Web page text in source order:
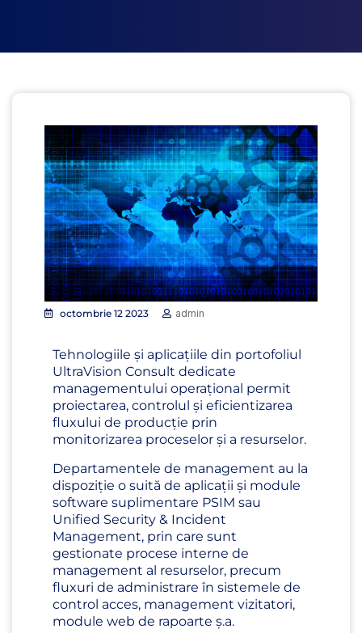
octombrie 12 2023 admin
Tehnologiile și aplicațiile din portofoliul
UltraVision Consult dedicate
managementului operațional permit
proiectarea, controlul și eficientizarea
fluxului de producție prin
monitorizarea proceselor și a resurselor.
Departamentele de management au la
dispoziție o suită de aplicații și module
software suplimentare PSIM sau
Unified Security & Incident
Management, prin care sunt
gestionate procese interne de
management al resurselor, precum
fluxuri de administrare în sistemele de
control acces, management vizitatori,
module web de rapoarte ș.a.